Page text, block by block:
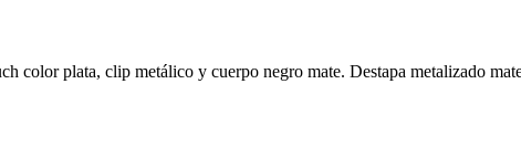
color plata, clip metálico y cuerpo negro mate. Destapa metalizado